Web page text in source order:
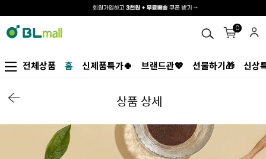
0
전체상품 홈 신제품특가🍀 브랜드관💖 선물하기🎁 신상
상품 상세